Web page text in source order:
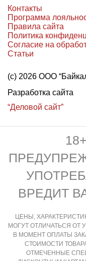
Контакты
Программа
Правила сайта
Политика
Согласие на
Статьи
(с) 2026 ООО
Разработка сайта
“Деловой сайт”
ВРЕДИТ
ЦЕНЫ,
МОГУТ ОТЛИЧАТЬСЯ ОТ
В МОМЕНТ ОПЛАТЫ
СТОИМОСТИ
ОТМЕЧЕННЫЕ